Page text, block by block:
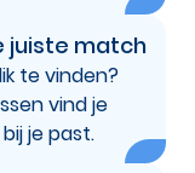
juiste match
te vinden?
vind je
je past.